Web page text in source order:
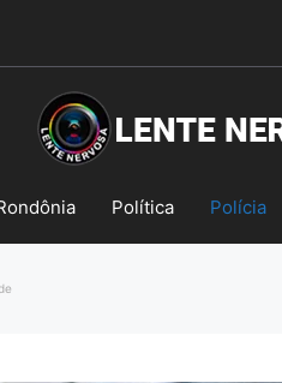
Política Polícia